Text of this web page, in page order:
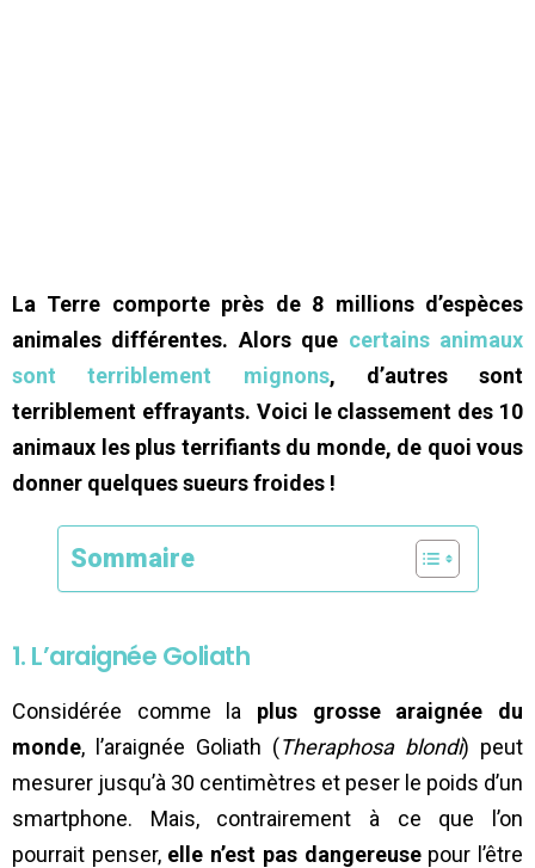
La Terre comporte près de 8 millions d’espèces
animales différentes. Alors que certains animaux
sont terriblement mignons, d’autres sont
terriblement effrayants. Voici le classement des 10
animaux les plus terrifiants du monde, de quoi vous
donner quelques sueurs froides !
Sommaire
1. L’araignée Goliath
Considérée comme la plus grosse araignée du
monde, l’araignée Goliath (Theraphosa blondi) peut
mesurer jusqu’à 30 centimètres et peser le poids d’un
smartphone. Mais, contrairement à ce que l’on
pourrait penser, elle n’est pas dangereusepour l’être